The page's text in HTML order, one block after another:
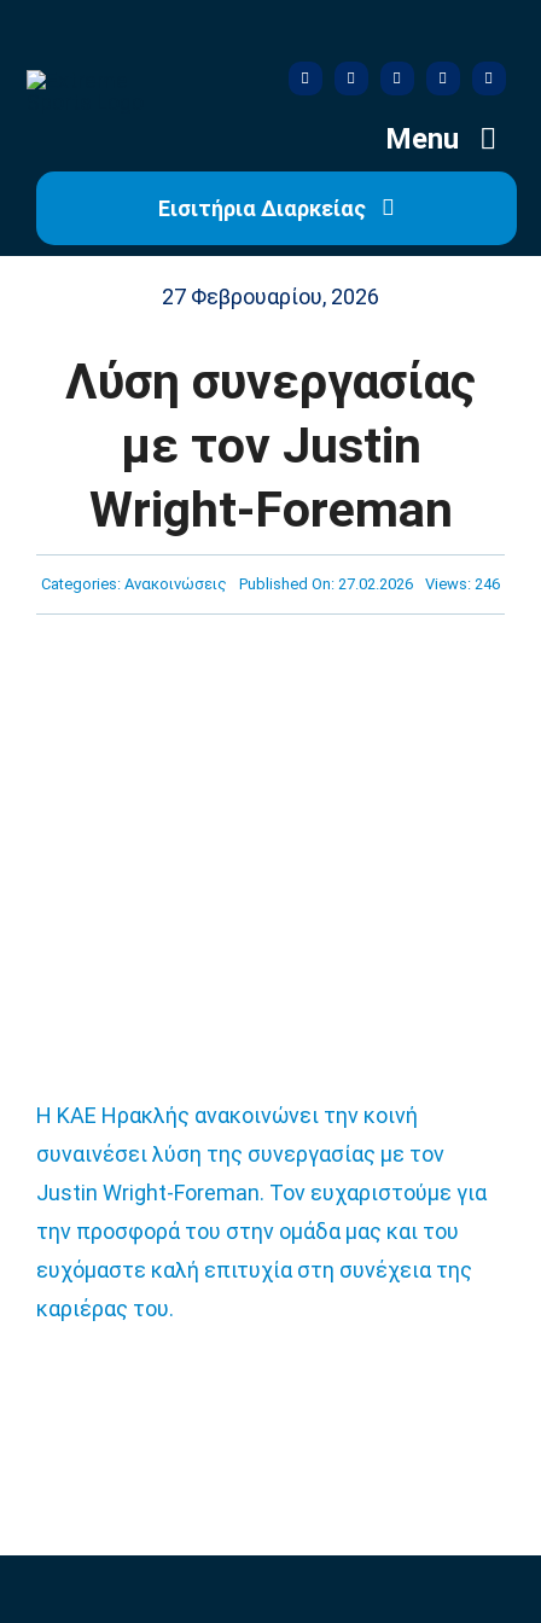
content
Menu
Ιστορία
Η Ομάδα
Πρόγραμμα
Εισιτήρια Διαρκείας
27 Φεβρουαρίου, 2026
Λύση συνεργασίας
με τον Justin
Wright-Foreman
Categories: Ανακοινώσεις Published On: 27.02.2026 Views: 246
Η ΚΑΕ Ηρακλής ανακοινώνει την κοινή
συναινέσει λύση της συνεργασίας με τον
Justin Wright-Foreman. Τον ευχαριστούμε για
την προσφορά του στην ομάδα μας και του
ευχόμαστε καλή επιτυχία στη συνέχεια της
καριέρας του.